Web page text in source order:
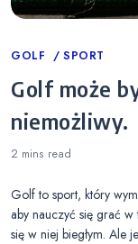
Categories
GOLF SPORT
Golf może
niemożliwy.
2 mins read
Golf to sport, który
aby nauczyć się grać
się w niej biegłym. Ale